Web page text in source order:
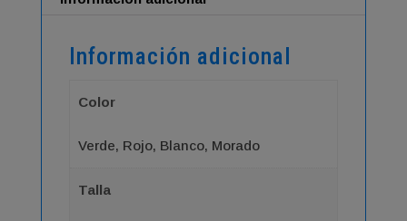
Información adicional
Color
Verde, Rojo, Blanco, Morado
Talla